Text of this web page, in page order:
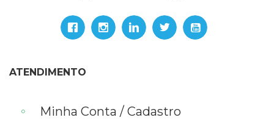
ATENDIMENTO
Minha Conta / Cadastro